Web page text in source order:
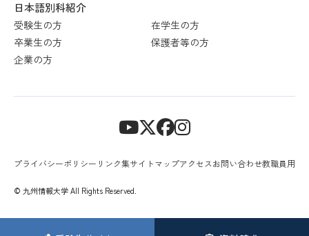
日本語別科紹介
受験生の方
在学生の方
卒業生の方
保護者等の方
企業の方
プライバシーポリシー リンク集サイトマップアクセスお問い合わせ教職員用
© 九州情報大学 All Rights Reserved.